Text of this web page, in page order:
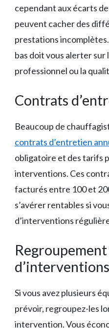
cependant aux écarts
peuvent cacher des
prestations
bas doit vous alerter sur
professionnel ou la
Contrats
Beaucoup de
contrats d’entretien
obligatoire et des tarifs
interventions. Ces
facturés entre 100 et
s’avérer rentables si
d’interventions
Regroupement
d’interventions
Si vous avez plusieurs
prévoir, regroupez-les
intervention. Vous